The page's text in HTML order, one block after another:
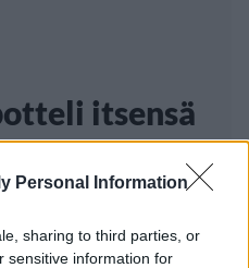
Personal Information
sharing to third parties, or
sensitive information for
itsensä